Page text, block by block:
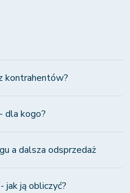
kontrahentów?
dla kogo?
a dalsza odsprzedaż
jak ją obliczyć?